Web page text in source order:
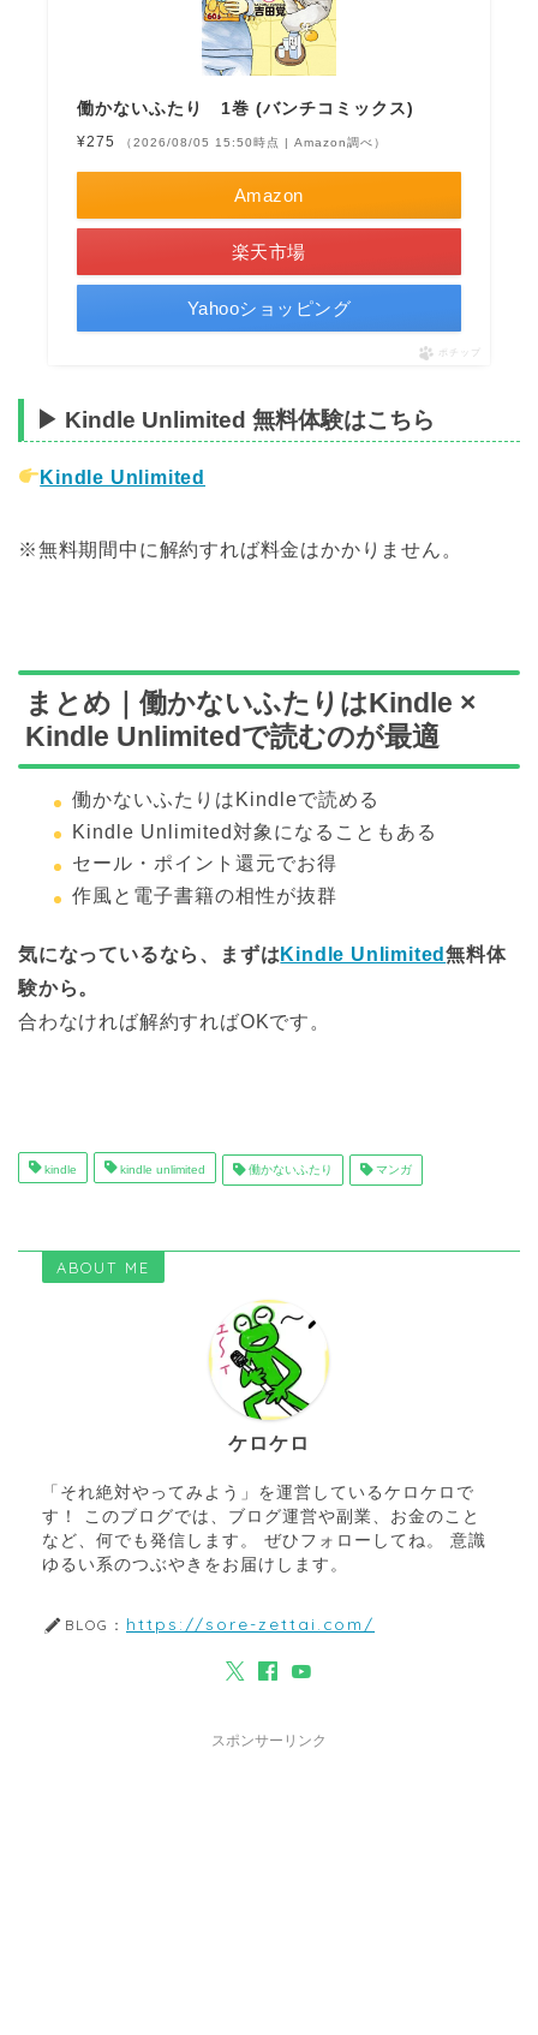
働かないふたり 1巻 (バンチコミックス)
¥275 （2026/08/05 15:50時点 | Amazon調べ）
Amazon
楽天市場
Yahooショッピング
ポチップ
▶ Kindle Unlimited 無料体験はこちら
Kindle Unlimited
※無料期間中に解約すれば料金はかかりません。
まとめ｜働かないふたりはKindle ×
Kindle Unlimitedで読むのが最適
働かないふたりはKindleで読める
Kindle Unlimited対象になることもある
セール・ポイント還元でお得
作風と電子書籍の相性が抜群
気になっているなら、まずは Kindle Unlimited無料体
験から。
合わなければ解約すればOKです。
kindle kindle unlimited 働かないふたり マンガ
ABOUT ME
ケロケロ
「それ絶対やってみよう」を運営しているケロケロで
す！ このブログでは、ブログ運営や副業、お金のこと
など、何でも発信します。 ぜひフォローしてね。 意識
ゆるい系のつぶやきをお届けします。
BLOG： https://sore-zettai.com/
スポンサーリンク